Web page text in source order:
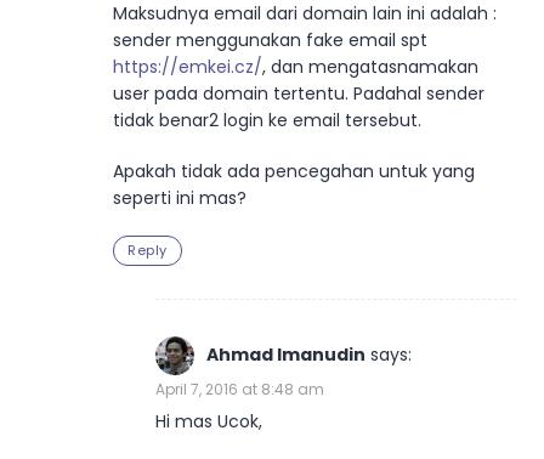
Maksudnya email dari domain lain ini adalah :
sender menggunakan fake email spt
https://emkei.cz/, dan mengatasnamakan
user pada domain tertentu. Padahal sender
tidak benar2 login ke email tersebut.
Apakah tidak ada pencegahan untuk yang
seperti ini mas?
Reply
Ahmad Imanudin says:
April 7, 2016 at 8:48 am
Hi mas Ucok,